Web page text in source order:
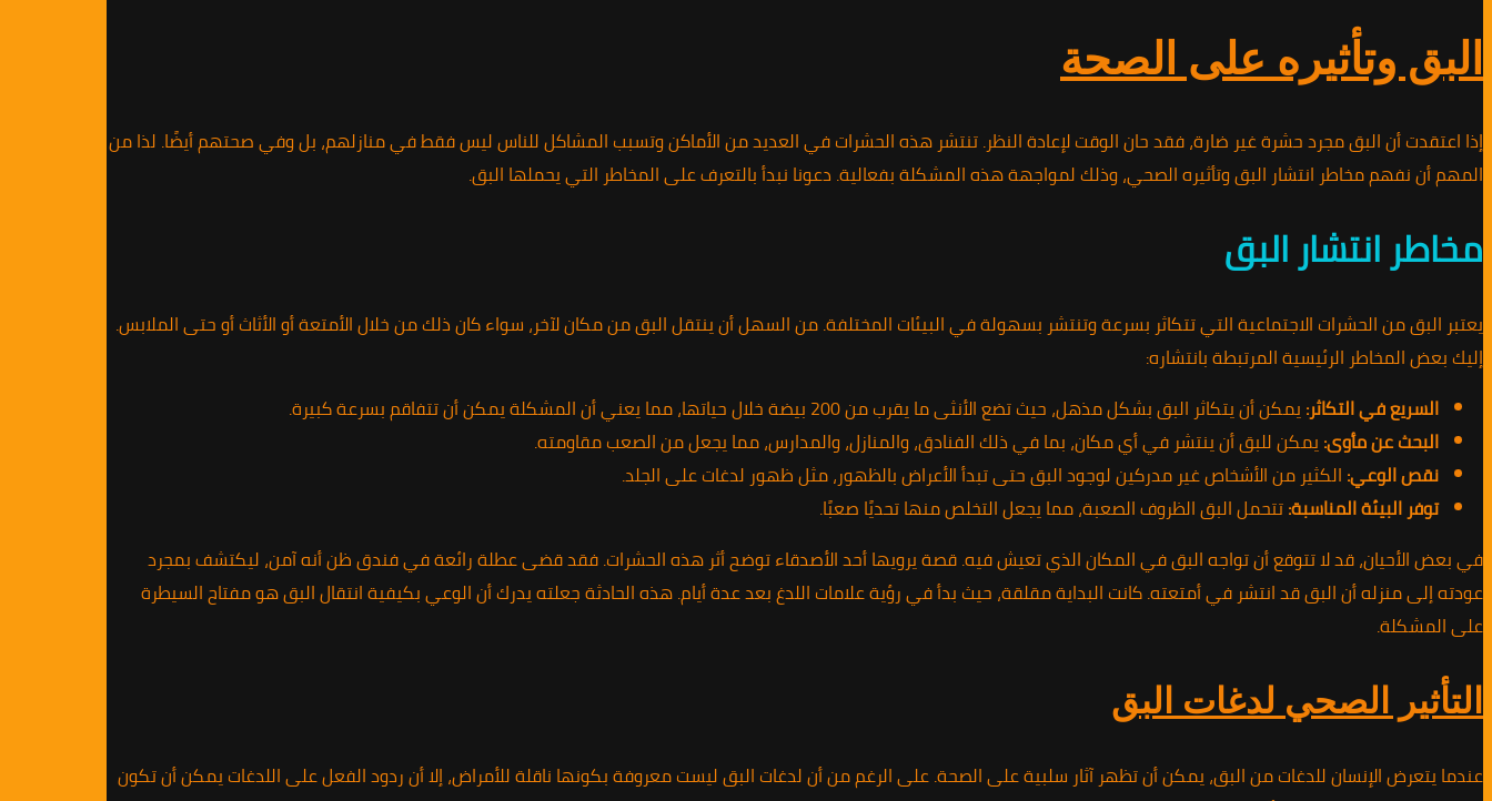
البق وتأثيره على الصحة
إذا اعتقدت أن البق مجرد حشرة غير ضارة، فقد حان الوقت لإعادة النظر. تنتشر هذه الحشرات في العديد من الأماكن وتسبب المشاكل للناس ليس فقط في منازلهم، بل وفي صحتهم أيضًا. لذا من
المهم أن نفهم مخاطر انتشار البق وتأثيره الصحي، وذلك لمواجهة هذه المشكلة بفعالية. دعونا نبدأ بالتعرف على المخاطر التي يحملها البق.
مخاطر انتشار البق
يعتبر البق من الحشرات الاجتماعية التي تتكاثر بسرعة وتنتشر بسهولة في البيئات المختلفة. من السهل أن ينتقل البق من مكان لآخر، سواء كان ذلك من خلال الأمتعة أو الأثاث أو حتى الملابس.
إليك بعض المخاطر الرئيسية المرتبطة بانتشاره:
السريع في التكاثر:يمكن أن يتكاثر البق بشكل مذهل، حيث تضع الأنثى ما يقرب من 200 بيضة خلال حياتها، مما يعني أن المشكلة يمكن أن تتفاقم بسرعة كبيرة.
البحث عن مأوى:يمكن للبق أن ينتشر في أي مكان، بما في ذلك الفنادق، والمنازل، والمدارس، مما يجعل من الصعب مقاومته.
نقص الوعي: الكثير من الأشخاص غير مدركين لوجود البق حتى تبدأ الأعراض بالظهور، مثل ظهور لدغات على الجلد.
توفر البيئة المناسبة:تتحمل البق الظروف الصعبة، مما يجعل التخلص منها تحديًا صعبًا.
في بعض الأحيان، قد لا تتوقع أن تواجه البق في المكان الذي تعيش فيه. قصة يرويها أحد الأصدقاء توضح أثر هذه الحشرات. فقد قضى عطلة رائعة في فندق ظن أنه آمن، ليكتشف بمجرد
عودته إلى منزله أن البق قد انتشر في أمتعته. كانت البداية مقلقة، حيث بدأ في رؤية علامات اللدغ بعد عدة أيام. هذه الحادثة جعلته يدرك أن الوعي بكيفية انتقال البق هو مفتاح السيطرة
على المشكلة.
التأثير الصحي لدغات البق
عندما يتعرض الإنسان للدغات من البق، يمكن أن تظهر آثار سلبية على الصحة. على الرغم من أن لدغات البق ليست معروفة بكونها ناقلة للأمراض، إلا أن ردود الفعل على اللدغات يمكن أن تكون